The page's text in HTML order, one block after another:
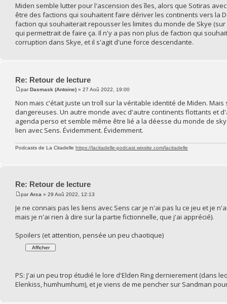
Miden semble lutter pour l'ascension des îles, alors que Sotiras
être des factions qui souhaitent faire dériver les continents vers la
faction qui souhaiterait repousser les limites du monde de Skye
qui permettrait de faire ça. Il n'y a pas non plus de faction qui
corruption dans Skye, et il s'agit d'une force descendante.
Re: Retour de lecture
parDasmask (Antoine) » 27 Aoû 2022, 19:00
Non mais c'était juste un troll sur la véritable identité de Miden.
dangereuses. Un autre monde avec d'autre continents flottants et
agenda perso et semble même être lié a la déesse du monde de
lien avec Sens. Évidemment. Évidemment.
Podcasts de La Citadelle https://lacitadelle-podcast.wixsite.com/lacitadelle
Re: Retour de lecture
parArca » 29 Aoû 2022, 12:13
Je ne connais pas les liens avec Sens car je n'ai pas lu ce jeu et je
mais je n'ai rien à dire sur la partie fictionnelle, que j'ai apprécié).
Spoilers (et attention, pensée un peu chaotique)
PS: J'ai un peu trop étudié le lore d'Elden Ring dernierement (dans
Elenkiss, humhumhum), et je viens de me pencher sur Sandman